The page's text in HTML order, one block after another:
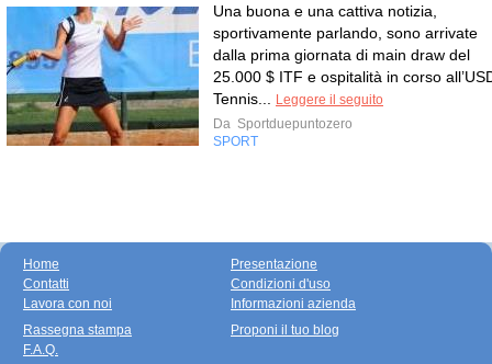
Una buona e una cattiva notizia,
sportivamente parlando, sono arrivate
dalla prima giornata di main draw del
25.000 $ ITF e ospitalità in corso
Tennis...
Leggere il seguito
Da Sportduepuntozero
SPORT
Home
Contatti
Lavora con noi
Presentazione
Condizioni d'uso
Informazioni azienda
Rassegna stampa
F.A.Q.
Proponi il tuo blog